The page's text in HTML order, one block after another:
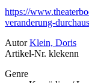
https://
veranderung-
Autor Klein, Doris
Artikel-Nr. klekenn
Genre